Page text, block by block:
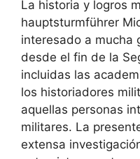
La historia y logros
hauptsturmführer
interesado a mucha
desde el fin de la
incluidas las
los historiadores
aquellas personas
militares. La
extensa